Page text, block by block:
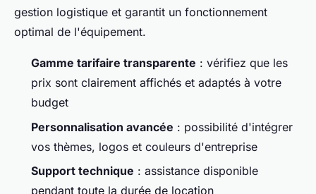
gestion logistique et garantit un fonctionnement
optimal de l'équipement.
Gamme tarifaire transparente : vérifiez que les
prix sont clairement affichés et adaptés à votre
budget
Personnalisation avancée : possibilité d'intégrer
vos thèmes, logos et couleurs d'entreprise
Support technique : assistance disponible
pendant toute la durée de location